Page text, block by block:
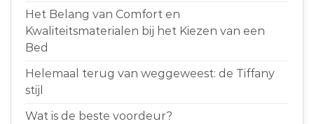
Het Belang van Comfort en
Kwaliteitsmaterialen bij het Kiezen van een
Bed
Helemaal terug van weggeweest: de Tiffany
stijl
Wat is de beste voordeur?